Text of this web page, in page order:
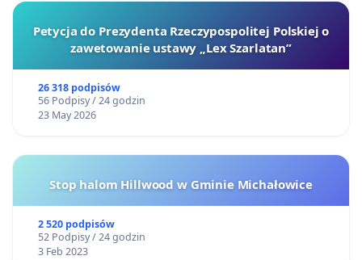
Petycja do Prezydenta Rzeczypospolitej Polskiej o
zawetowanie ustawy „Lex Szarlatan”
26 318 podpisów
56 Podpisy / 24 godzin
23 May 2026
Stop halom Hillwood w Gminie Michałowice
2 520 podpisów
52 Podpisy / 24 godzin
3 Feb 2023